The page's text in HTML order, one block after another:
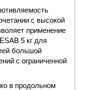
с высокой
применение
5 кг для
большой
с ограниченной
в продольном